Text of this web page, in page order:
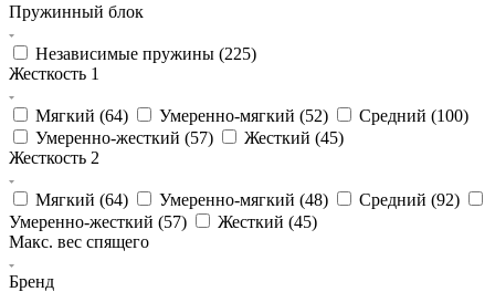
Пружинный блок
Независимые пружины (225)
Жесткость 1
Мягкий (64) Умеренно-мягкий (52) Средний (100)
Умеренно-жесткий (57) Жесткий (45)
Жесткость 2
Мягкий (64) Умеренно-мягкий (48) Средний (92)
Умеренно-жесткий (57) Жесткий (45)
Макс. вес спящего
Бренд